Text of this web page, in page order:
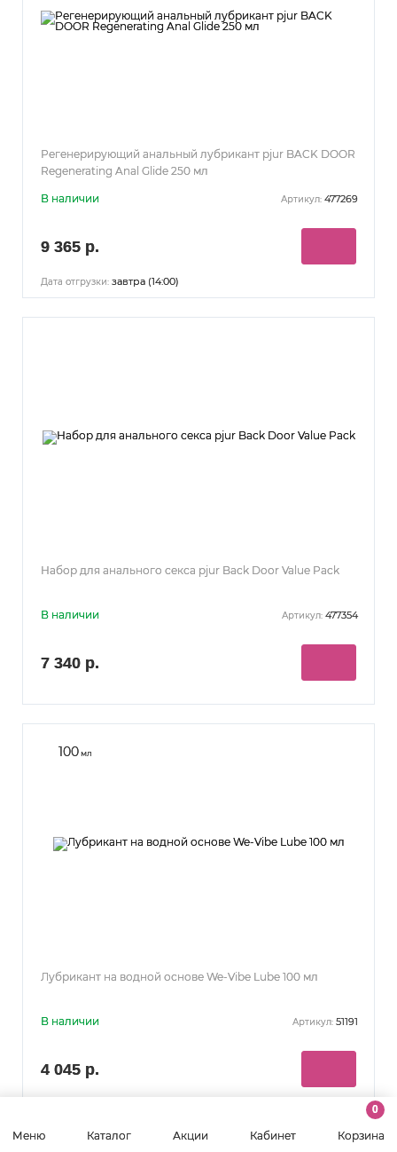
Меню Каталог Акции Кабинет
0
Корзина
Регенерирующий анальный лубрикант pjur BACK DOOR
Regenerating Anal Glide 250 мл
В наличии Артикул: 477269
9 365 р.
Дата отгрузки: завтра (14:00)
Набор для анального секса pjur Back Door Value Pack
В наличии Артикул: 477354
7 340 р.
100мл
Лубрикант на водной основе We-Vibe Lube 100 мл
В наличии Артикул: 51191
4 045 р.